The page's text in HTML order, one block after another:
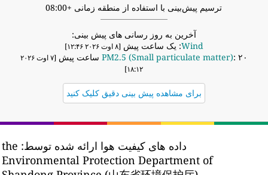
ترسیم پیش‌بینی با استفاده از منطقه زمانی +08:00
آخرین به روز رسانی های پیش بینی:
Wind: یک ساعت پیش
PM2.5 (Small particulate matter) : ۲۰ ساعت پیش
[۷ اوت ۲۰۲۶
۱۸:۱۲]
برای مشاهده پیش بینی دقیق کلیک کنید
داده های کیفیت هوا ارائه شده توسط: the
Environmental Protection Department of